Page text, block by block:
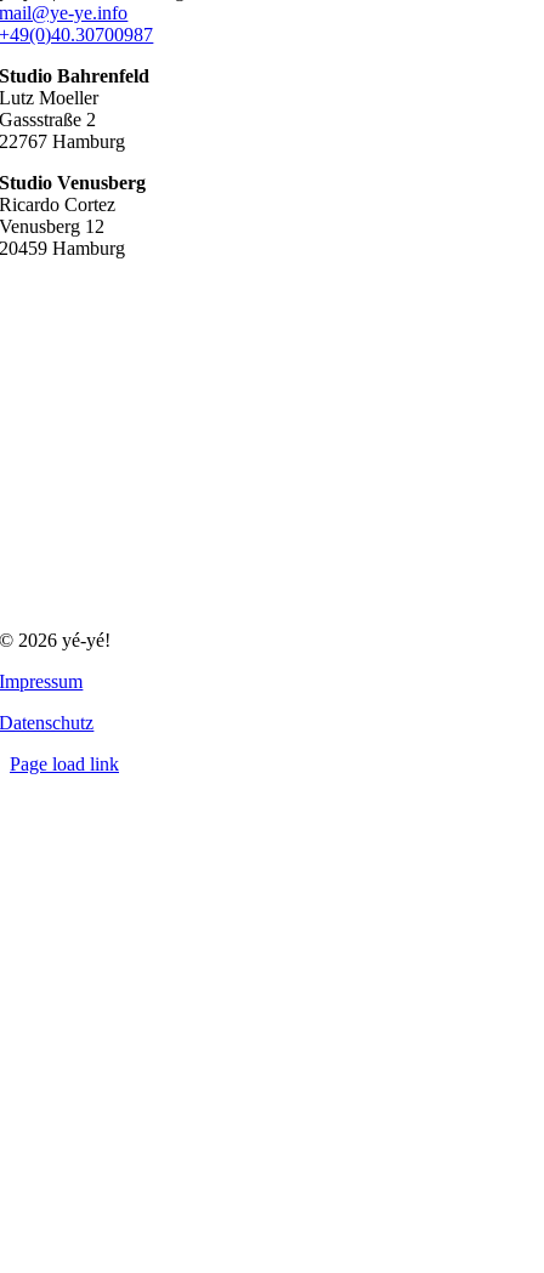
mail@ye-ye.info
+49(0)40.30700987
Studio Bahrenfeld
Lutz Moeller
Gassstraße 2
22767 Hamburg
Studio Venusberg
Ricardo Cortez
Venusberg 12
20459 Hamburg
© 2026 yé-yé!
Impressum
Datenschutz
Page load link